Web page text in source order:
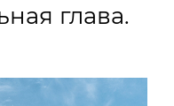
глава.